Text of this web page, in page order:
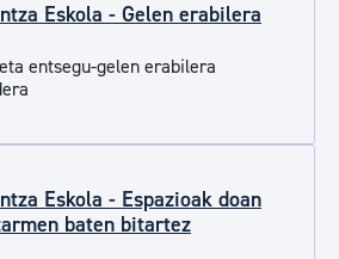
Eskola - Gelen erabilera
entsegu-gelen erabilera
Eskola - Espazioak doan
baten bitartez